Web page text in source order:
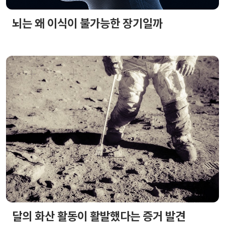
뇌는 왜 이식이 불가능한 장기일까
달의 화산 활동이 활발했다는 증거 발견